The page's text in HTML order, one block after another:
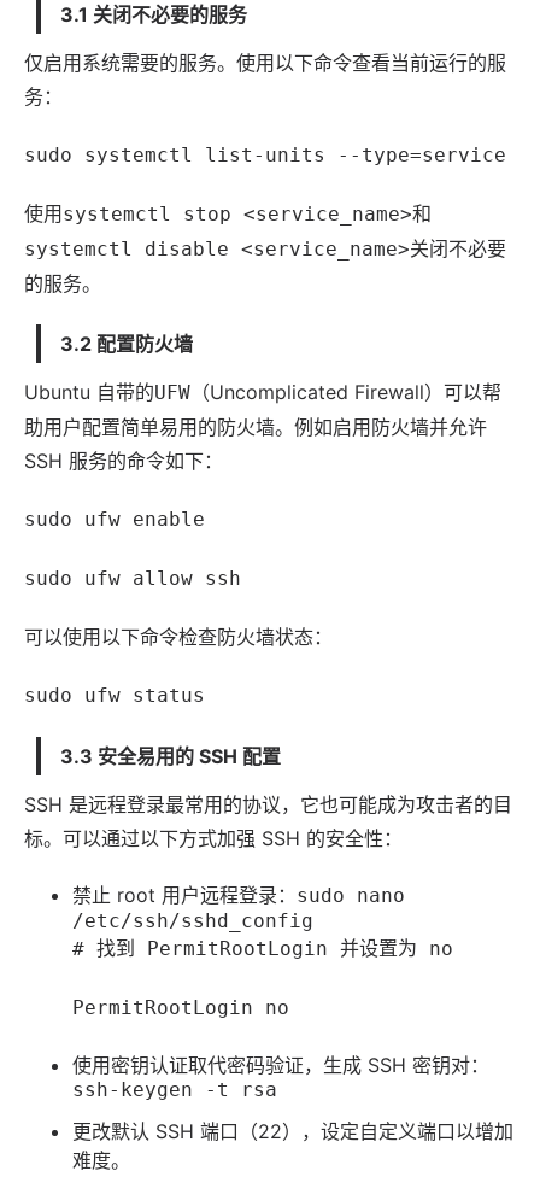
3.1 关闭不必要的服务
仅启用系统需要的服务。使用以下命令查看当前运行的服
务：
sudo systemctl list-units --type=service
使用systemctl stop <service_name>和
systemctl disable <service_name>关闭不必要
的服务。
3.2 配置防火墙
Ubuntu 自带的UFW （Uncomplicated Firewall）可以帮
助用户配置简单易用的防火墙。例如启用防火墙并允许
SSH 服务的命令如下：
sudo ufw enable
sudo ufw allow ssh
可以使用以下命令检查防火墙状态：
sudo ufw status
3.3 安全易用的 SSH 配置
SSH 是远程登录最常用的协议，它也可能成为攻击者的目
标。可以通过以下方式加强 SSH 的安全性：
禁止 root 用户远程登录： sudo nano
/etc/ssh/sshd_config
# 找到 PermitRootLogin 并设置为 no
PermitRootLogin no
使用密钥认证取代密码验证，生成 SSH 密钥对：
ssh-keygen -t rsa
更改默认 SSH 端口（22），设定自定义端口以增加
难度。